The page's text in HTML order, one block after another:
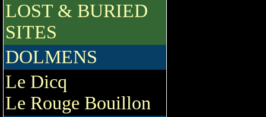
LOST & BURIED
SITES
DOLMENS
Le Dicq
Le Rouge Bouillon